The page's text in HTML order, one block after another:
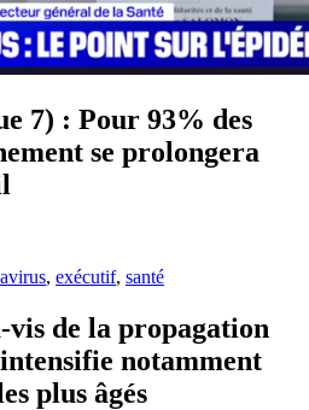
7) : Pour 93% des
se prolongera
, exécutif, santé
vis de la propagation
notamment
plus âgés